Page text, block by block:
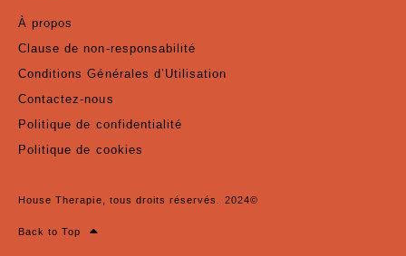
À propos
Clause de non-responsabilité
Conditions Générales d’Utilisation
Contactez-nous
Politique de confidentialité
Politique de cookies
House Therapie, tous droits réservés. 2024©
Back to Top